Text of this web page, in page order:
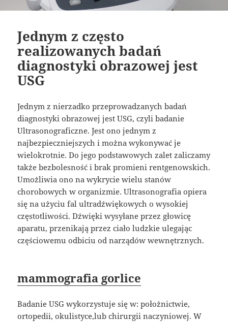
Jednym z często
realizowanych badań
diagnostyki obrazowej jest
USG
Jednym z nierzadko przeprowadzanych badań
diagnostyki obrazowej jest USG, czyli badanie
Ultrasonograficzne. Jest ono jednym z
najbezpieczniejszych i można wykonywać je
wielokrotnie. Do jego podstawowych zalet zaliczamy
także bezbolesność i brak promieni rentgenowskich.
Umożliwia ono na wykrycie wielu stanów
chorobowych w organizmie. Ultrasonografia opiera
się na użyciu fal ultradźwiękowych o wysokiej
częstotliwości. Dźwięki wysyłane przez głowicę
aparatu, przenikają przez ciało ludzkie ulegając
częściowemu odbiciu od narządów wewnętrznych.
mammografia gorlice
Badanie USG wykorzystuje się w: położnictwie,
ortopedii, okulistyce,lub chirurgii naczyniowej. W